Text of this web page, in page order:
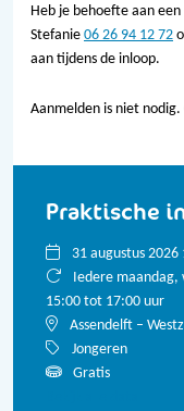
Heb je behoefte aan
Stefanie 06 26 94 12 72
aan tijdens de inloop.
Aanmelden is niet nodig.
Praktische
31 augustus 2026
Iedere maandag,
15:00 tot 17:00 uur
Assendelft –
Jongeren
Gratis